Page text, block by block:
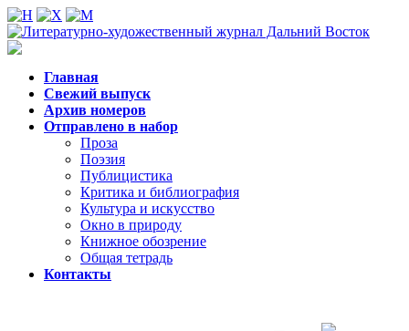
Главная
Свежий выпуск
Архив номеров
Отправлено в набор
Проза
Поэзия
Публицистика
Критика и библиография
Культура и искусство
Окно в природу
Книжное обозрение
Общая тетрадь
Контакты